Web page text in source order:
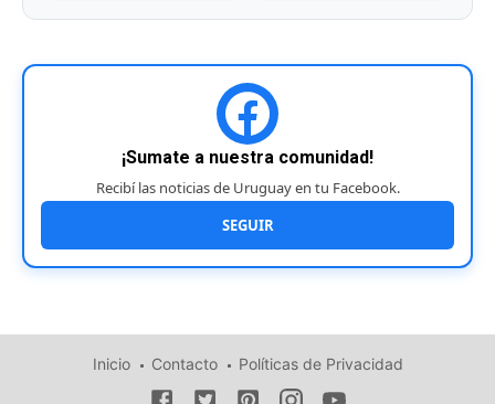
¡Sumate a nuestra comunidad!
Recibí las noticias de Uruguay en tu Facebook.
SEGUIR
Inicio Contacto Políticas de Privacidad